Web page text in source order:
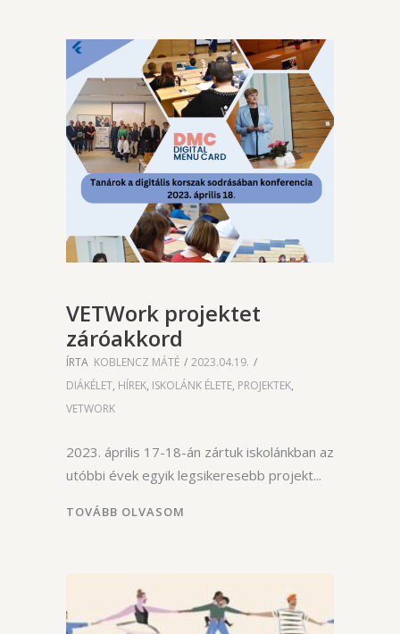
VETWork projektet
záróakkord
ÍRTA KOBLENCZ MÁTÉ
2023.04.19.
DIÁKÉLET, HÍREK, ISKOLÁNK ÉLETE, PROJEKTEK,
VETWORK
2023. április 17-18-án zártuk iskolánkban az
utóbbi évek egyik legsikeresebb projekt
TOVÁBB OLVASOM